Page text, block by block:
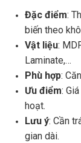
Đặc điểm:
biến theo
Vật liệu:
Laminate,…
Phù hợp:
Ưu điểm:
hoạt.
Lưu ý: Cần
gian dài.